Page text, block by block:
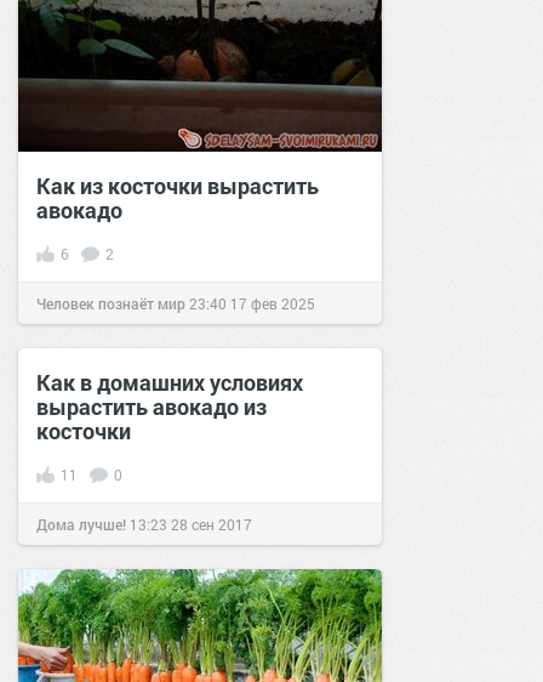
Как из косточки вырастить
авокадо
6 2
Человек познаёт мир23:40 17 фев 2025
Как в домашних условиях
вырастить авокадо из
косточки
11 0
Дома лучше! 13:23 28 сен 2017